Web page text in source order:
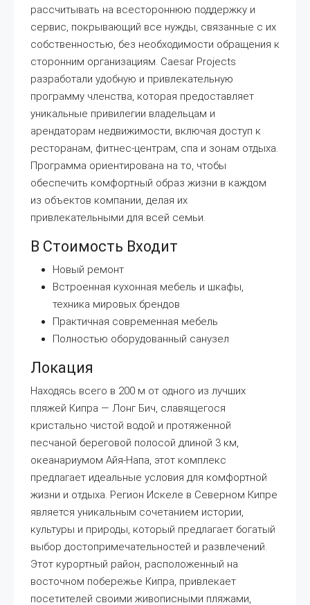
рассчитывать на всестороннюю поддержку и
сервис, покрывающий все нужды, связанные с их
собственностью, без необходимости обращения к
сторонним организациям. Caesar Projects
разработали удобную и привлекательную
программу членства, которая предоставляет
уникальные привилегии владельцам и
арендаторам недвижимости, включая доступ к
ресторанам, фитнес-центрам, спа и зонам отдыха.
Программа ориентирована на то, чтобы
обеспечить комфортный образ жизни в каждом
из объектов компании, делая их
привлекательными для всей семьи.
В Стоимость Входит
Новый ремонт
Встроенная кухонная мебель и шкафы,
техника мировых брендов
Практичная современная мебель
Полностью оборудованный санузел
Локация
Находясь всего в 200 м от одного из лучших
пляжей Кипра — Лонг Бич, славящегося
кристально чистой водой и протяженной
песчаной береговой полосой длиной 3 км,
океанариумом Айя-Напа, этот комплекс
предлагает идеальные условия для комфортной
жизни и отдыха. Регион Искеле в Северном Кипре
является уникальным сочетанием истории,
культуры и природы, который предлагает богатый
выбор достопримечательностей и развлечений.
Этот курортный район, расположенный на
восточном побережье Кипра, привлекает
посетителей своими живописными пляжами,